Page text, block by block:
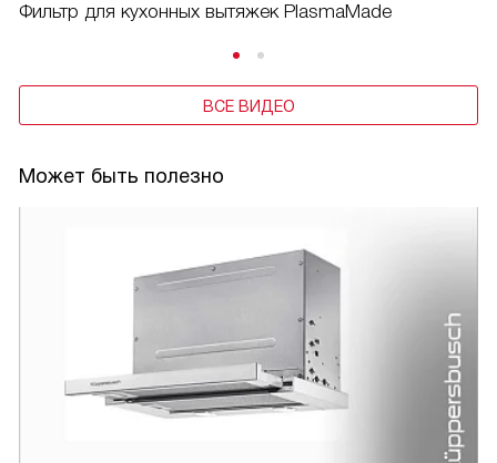
Фильтр для кухонных вытяжек PlasmaMade
ВСЕ ВИДЕО
Может быть полезно